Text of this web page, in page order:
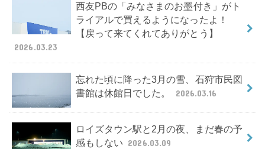
西友PBの「みなさまのお墨付き」がト
ライアルで買えるようになったよ！
【戻って来てくれてありがとう】
2026.03.23
忘れた頃に降った3月の雪、石狩市民図
書館は休館日でした。
2026.03.16
ロイズタウン駅と2月の夜、まだ春の予
感もしない 2026.03.09